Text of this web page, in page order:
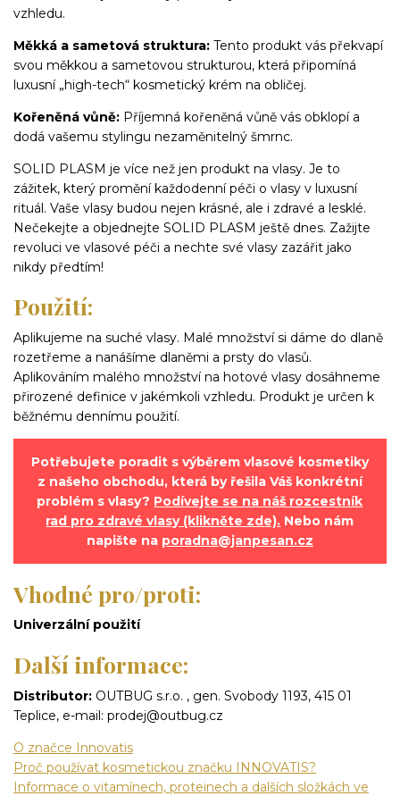
vzhledu.
Měkká a sametová struktura: Tento produkt vás překvapí
svou měkkou a sametovou strukturou, která připomíná
luxusní „high-tech“ kosmetický krém na obličej.
Kořeněná vůně: Příjemná kořeněná vůně vás obklopí a
dodá vašemu stylingu nezaměnitelný šmrnc.
SOLID PLASM je více než jen produkt na vlasy. Je to
zážitek, který promění každodenní péči o vlasy v luxusní
rituál. Vaše vlasy budou nejen krásné, ale i zdravé a lesklé.
Nečekejte a objednejte SOLID PLASM ještě dnes. Zažijte
revoluci ve vlasové péči a nechte své vlasy zazářit jako
nikdy předtím!
Použití:
Aplikujeme na suché vlasy. Malé množství si dáme do dlaně
rozetřeme a nanášíme dlaněmi a prsty do vlasů.
Aplikováním malého množství na hotové vlasy dosáhneme
přirozené definice v jakémkoli vzhledu. Produkt je určen k
běžnému dennímu použití.
Potřebujete poradit s výběrem vlasové kosmetiky
z našeho obchodu, která by řešila Váš konkrétní
problém s vlasy? Podívejte se na náš rozcestník
rad pro zdravé vlasy (klikněte zde). Nebo nám
napište na poradna@janpesan.cz
Vhodné pro/proti:
Univerzální použití
Další informace:
Distributor: OUTBUG s.r.o. , gen. Svobody 1193, 415 01
Teplice, e-mail: prodej@outbug.cz
O značce Innovatis
Proč používat kosmetickou značku INNOVATIS?
Informace o vitamínech, proteinech a dalších složkách ve